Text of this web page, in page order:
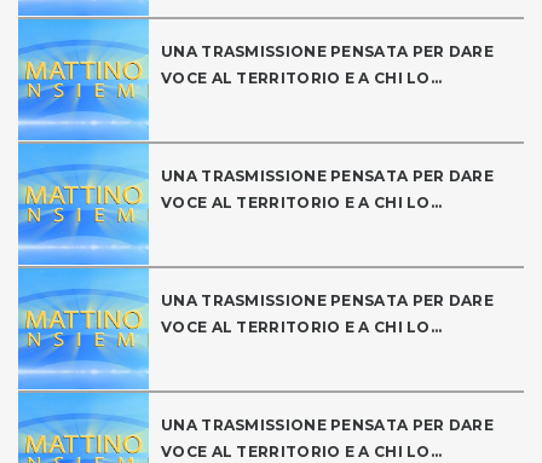
UNA TRASMISSIONE PENSATA PER DARE
VOCE AL TERRITORIO E A CHI LO...
UNA TRASMISSIONE PENSATA PER DARE
VOCE AL TERRITORIO E A CHI LO...
UNA TRASMISSIONE PENSATA PER DARE
VOCE AL TERRITORIO E A CHI LO...
UNA TRASMISSIONE PENSATA PER DARE
VOCE AL TERRITORIO E A CHI LO...